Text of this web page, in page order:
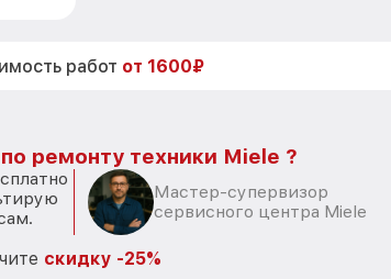
работ от 1600₽
ремонту техники Miele ?
Мастер-супервизор
сервисного центра Miele
скидку -25%